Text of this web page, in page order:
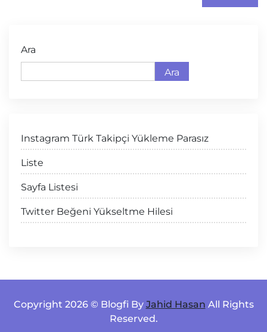
Ara
Ara
Instagram Türk Takipçi Yükleme Parasız
Liste
Sayfa Listesi
Twitter Beğeni Yükseltme Hilesi
Copyright 2026 © Blogfi By Jahid Hasan All Rights
Reserved.